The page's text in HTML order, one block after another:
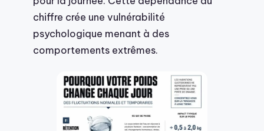
chiffre crée une vulnérabilité
psychologique menant à des
comportements extrêmes.